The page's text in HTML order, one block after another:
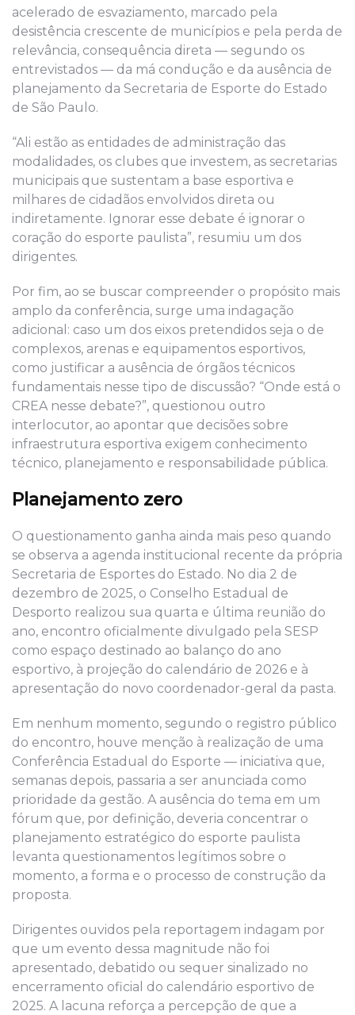
acelerado de esvaziamento, marcado pela
desistência crescente de municípios e pela perda de
relevância, consequência direta — segundo os
entrevistados — da má condução e da ausência de
planejamento da Secretaria de Esporte do Estado
de São Paulo.
“Ali estão as entidades de administração das
modalidades, os clubes que investem, as secretarias
municipais que sustentam a base esportiva e
milhares de cidadãos envolvidos direta ou
indiretamente. Ignorar esse debate é ignorar o
coração do esporte paulista”, resumiu um dos
dirigentes.
Por fim, ao se buscar compreender o propósito mais
amplo da conferência, surge uma indagação
adicional: caso um dos eixos pretendidos seja o de
complexos, arenas e equipamentos esportivos,
como justificar a ausência de órgãos técnicos
fundamentais nesse tipo de discussão? “Onde está o
CREA nesse debate?”, questionou outro
interlocutor, ao apontar que decisões sobre
infraestrutura esportiva exigem conhecimento
técnico, planejamento e responsabilidade pública.
Planejamento zero
O questionamento ganha ainda mais peso quando
se observa a agenda institucional recente da própria
Secretaria de Esportes do Estado. No dia 2 de
dezembro de 2025, o Conselho Estadual de
Desporto realizou sua quarta e última reunião do
ano, encontro oficialmente divulgado pela SESP
como espaço destinado ao balanço do ano
esportivo, à projeção do calendário de 2026 e à
apresentação do novo coordenador-geral da pasta.
Em nenhum momento, segundo o registro público
do encontro, houve menção à realização de uma
Conferência Estadual do Esporte — iniciativa que,
semanas depois, passaria a ser anunciada como
prioridade da gestão. A ausência do tema em um
fórum que, por definição, deveria concentrar o
planejamento estratégico do esporte paulista
levanta questionamentos legítimos sobre o
momento, a forma e o processo de construção da
proposta.
Dirigentes ouvidos pela reportagem indagam por
que um evento dessa magnitude não foi
apresentado, debatido ou sequer sinalizado no
encerramento oficial do calendário esportivo de
2025. A lacuna reforça a percepção de que a